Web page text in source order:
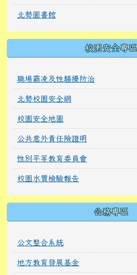
北勢圖書館
校園安全專區
職場霸凌及性騷擾防治
北勢校園安全網
校園安全地圖
公共意外責任險證明
性別平等教育委員會
校園水質檢驗報告
公務專區
公文整合系統
地方教育發展基金